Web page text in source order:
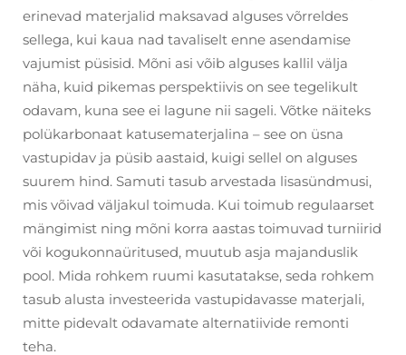
erinevad materjalid maksavad alguses võrreldes
sellega, kui kaua nad tavaliselt enne asendamise
vajumist püsisid. Mõni asi võib alguses kallil välja
näha, kuid pikemas perspektiivis on see tegelikult
odavam, kuna see ei lagune nii sageli. Võtke näiteks
polükarbonaat katusematerjalina – see on üsna
vastupidav ja püsib aastaid, kuigi sellel on alguses
suurem hind. Samuti tasub arvestada lisasündmusi,
mis võivad väljakul toimuda. Kui toimub regulaarset
mängimist ning mõni korra aastas toimuvad turniirid
või kogukonnaüritused, muutub asja majanduslik
pool. Mida rohkem ruumi kasutatakse, seda rohkem
tasub alusta investeerida vastupidavasse materjali,
mitte pidevalt odavamate alternatiivide remonti
teha.